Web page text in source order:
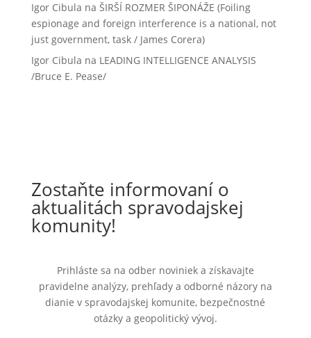
Igor Cibula na ŠIRŠÍ ROZMER ŠIPONÁŽE (Foiling
espionage and foreign interference is a national, not
just government, task / James Corera)
Igor Cibula na LEADING INTELLIGENCE ANALYSIS
/Bruce E. Pease/
Zostaňte informovaní o
aktualitách spravodajskej
komunity!
Prihláste sa na odber noviniek a získavajte
pravidelne analýzy, prehľady a odborné názory na
dianie v spravodajskej komunite, bezpečnostné
otázky a geopolitický vývoj.